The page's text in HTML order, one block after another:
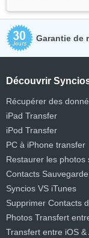
Garantie de
Découvrir
Récupérer des
iPad Transfer
iPod Transfer
PC à iPhone transfer
Restaurer les photos
Contacts Sauvegarde
Syncios VS iTunes
Supprimer Contacts
Photos Transfert
Transfert entre iOS &